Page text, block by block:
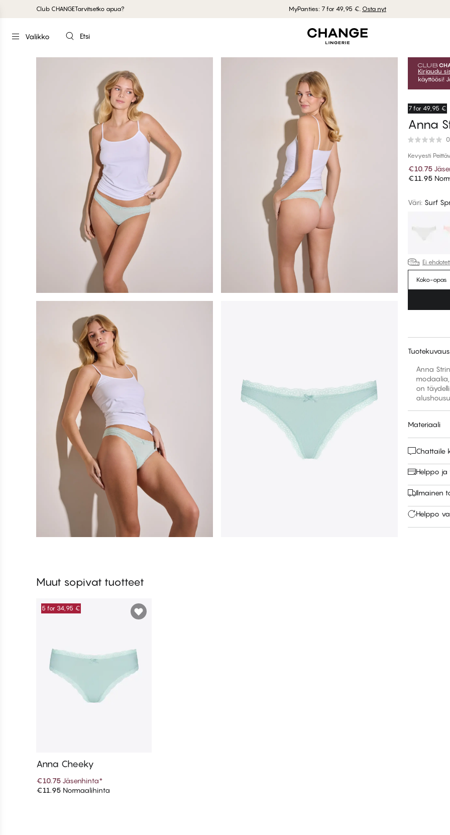
Club CHANGETarvitsetko apua? MyPanties: 7 for 49,95 €. Osta nyt
Valikko Etsi
Kirjaudu
käyttöösi!
7 for 49,95 €
Anna
Kevyesti
€10.75
€11.95
Väri: Surf
Ei
Koko-opas
Tuotekuvaus
Anna
on
Materiaali
Chattaile
Helppo ja
Ilmainen
Helppo
Muut sopivat tuotteet
Lisää ostoskoriin
5 for 34,95 €
Anna Cheeky
€10.75 Jäsenhinta*
€11.95 Normaalihinta